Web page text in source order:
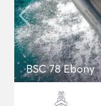
BSC 78 Ebony